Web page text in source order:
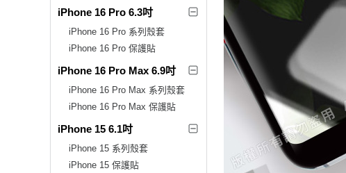
iPhone 16 Pro 6.3吋
iPhone 16 Pro 系列殼套
iPhone 16 Pro 保護貼
iPhone 16 Pro Max 6.9吋
iPhone 16 Pro Max 系列殼套
iPhone 16 Pro Max 保護貼
iPhone 15 6.1吋
iPhone 15 系列殼套
iPhone 15 保護貼